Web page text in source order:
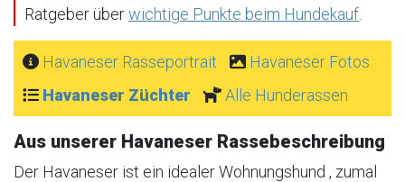
Ratgeber überwichtige Punkte beim Hundekauf
Havaneser Rasseportrait
Havaneser Fotos
Havaneser Züchter
Alle Hunderassen
Aus unserer Havaneser Rassebeschreibung
Der Havaneser ist ein idealer Wohnungshund , zumal